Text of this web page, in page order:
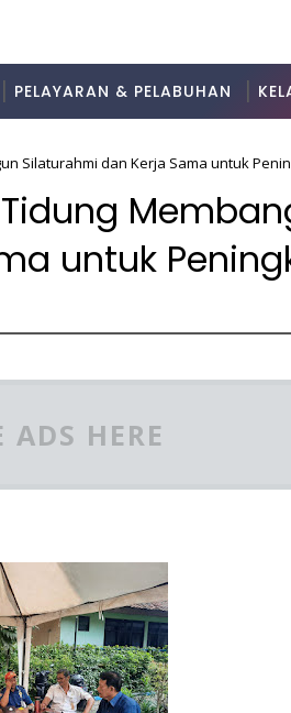
PELAYARAN & PELABUHAN
Silaturahmi dan Kerja Sama untuk
untuk
ADS HERE